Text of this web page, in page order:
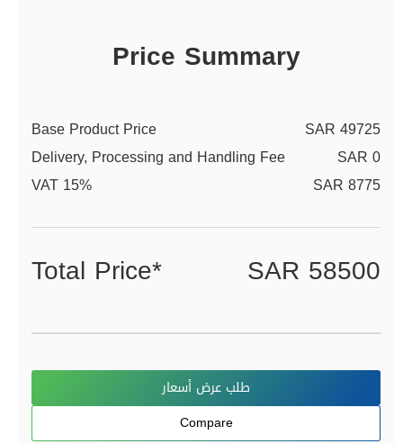
Price Summary
Base Product Price
SAR 49725
Delivery, Processing and Handling Fee
SAR 0
VAT 15%
SAR 8775
Total Price* SAR 58500
طلب عرض أسعار
Compare